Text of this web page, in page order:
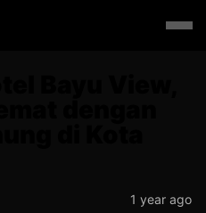
1 year ago